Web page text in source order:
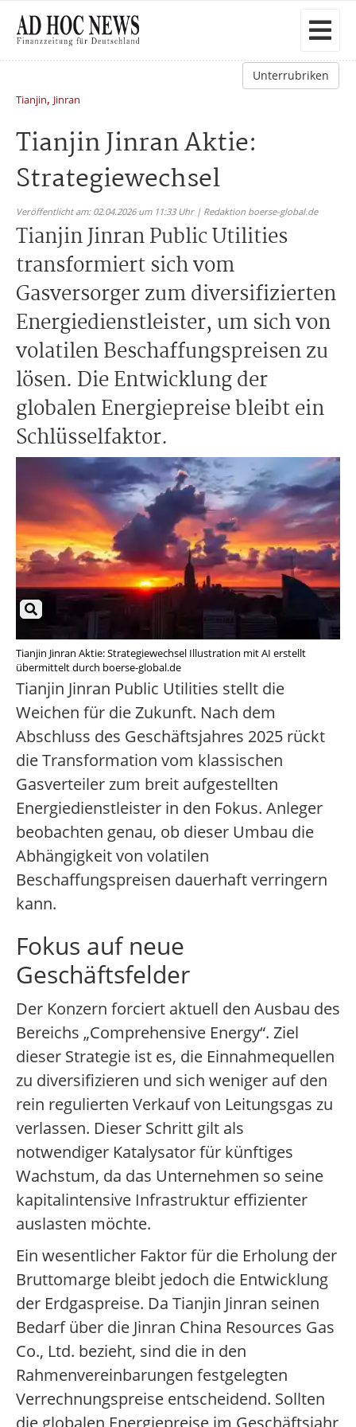
Unterrubriken
Tianjin, Jinran
Tianjin Jinran Aktie:
Strategiewechsel
Veröffentlicht am: 02.04.2026 um 11:33 Uhr | Redaktion boerse-global.de
Tianjin Jinran Public Utilities
transformiert sich vom
Gasversorger zum diversifizierten
Energiedienstleister, um sich von
volatilen Beschaffungspreisen zu
lösen. Die Entwicklung der
globalen Energiepreise bleibt ein
Schlüsselfaktor.
Tianjin Jinran Aktie: Strategiewechsel Illustration mit AI erstellt
übermittelt durch boerse-global.de
Tianjin Jinran Public Utilities stellt die
Weichen für die Zukunft. Nach dem
Abschluss des Geschäftsjahres 2025 rückt
die Transformation vom klassischen
Gasverteiler zum breit aufgestellten
Energiedienstleister in den Fokus. Anleger
beobachten genau, ob dieser Umbau die
Abhängigkeit von volatilen
Beschaffungspreisen dauerhaft verringern
kann.
Fokus auf neue
Geschäftsfelder
Der Konzern forciert aktuell den Ausbau des
Bereichs „Comprehensive Energy“. Ziel
dieser Strategie ist es, die Einnahmequellen
zu diversifizieren und sich weniger auf den
rein regulierten Verkauf von Leitungsgas zu
verlassen. Dieser Schritt gilt als
notwendiger Katalysator für künftiges
Wachstum, da das Unternehmen so seine
kapitalintensive Infrastruktur effizienter
auslasten möchte.
Ein wesentlicher Faktor für die Erholung der
Bruttomarge bleibt jedoch die Entwicklung
der Erdgaspreise. Da Tianjin Jinran seinen
Bedarf über die Jinran China Resources Gas
Co., Ltd. bezieht, sind die in den
Rahmenvereinbarungen festgelegten
Verrechnungspreise entscheidend. Sollten